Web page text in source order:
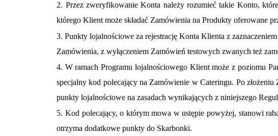
2. Przez zweryfikowanie Konta należy rozumieć takie Konto,
którego Klient możeskładać Zamówienia na Produkty oferowane
3. Punkty lojalnościowe za rejestrację Konta Klienta z
Zamówienia, z wyłączeniem Zamówień testowych zwanych też
4. W ramach Programu lojalnościowego Klient może z poziomu
specjalny kod polecający na Zamówienie w Cateringu. Po
punkty lojalnościowe na zasadach wynikających z niniejszego
5. Kod polecający, o którym mowa w ustępie powyżej, stanowi
otrzyma dodatkowe punkty do Skarbonki.